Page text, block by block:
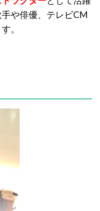
や俳優、テレビCM
。